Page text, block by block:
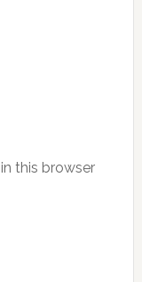
this browser